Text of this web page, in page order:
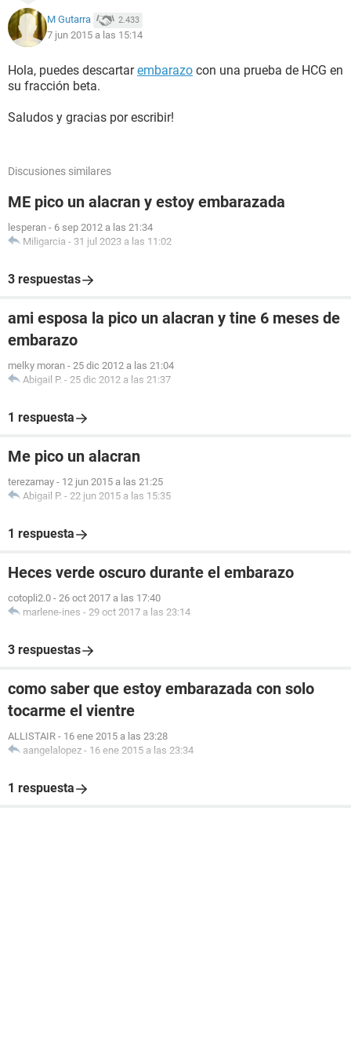
M Gutarra 2.433
7 jun 2015 a las 15:14
Hola, puedes descartarembarazo con una prueba de HCG en
su fracción beta.
Saludos y gracias por escribir!
Discusiones similares
ME pico un alacran y estoy embarazada
lesperan - 6 sep 2012 a las 21:34
Miligarcia - 31 jul 2023 a las 11:02
3 respuestas
ami esposa la pico un alacran y tine 6 meses de
embarazo
melky moran - 25 dic 2012 a las 21:04
Abigail P. - 25 dic 2012 a las 21:37
1 respuesta
Me pico un alacran
terezamay - 12 jun 2015 a las 21:25
Abigail P. - 22 jun 2015 a las 15:35
1 respuesta
Heces verde oscuro durante el embarazo
cotopli2.0 - 26 oct 2017 a las 17:40
marlene-ines - 29 oct 2017 a las 23:14
3 respuestas
como saber que estoy embarazada con solo
tocarme el vientre
ALLISTAIR - 16 ene 2015 a las 23:28
aangelalopez - 16 ene 2015 a las 23:34
1 respuesta